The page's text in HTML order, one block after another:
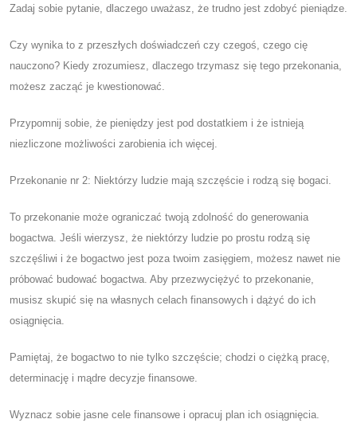
Zadaj sobie pytanie, dlaczego uważasz, że trudno jest zdobyć pieniądze.
Czy wynika to z przeszłych doświadczeń czy czegoś, czego cię
nauczono? Kiedy zrozumiesz, dlaczego trzymasz się tego przekonania,
możesz zacząć je kwestionować.
Przypomnij sobie, że pieniędzy jest pod dostatkiem i że istnieją
niezliczone możliwości zarobienia ich więcej.
Przekonanie nr 2: Niektórzy ludzie mają szczęście i rodzą się bogaci.
To przekonanie może ograniczać twoją zdolność do generowania
bogactwa. Jeśli wierzysz, że niektórzy ludzie po prostu rodzą się
szczęśliwi i że bogactwo jest poza twoim zasięgiem, możesz nawet nie
próbować budować bogactwa. Aby przezwyciężyć to przekonanie,
musisz skupić się na własnych celach finansowych i dążyć do ich
osiągnięcia.
Pamiętaj, że bogactwo to nie tylko szczęście; chodzi o ciężką pracę,
determinację i mądre decyzje finansowe.
Wyznacz sobie jasne cele finansowe i opracuj plan ich osiągnięcia.